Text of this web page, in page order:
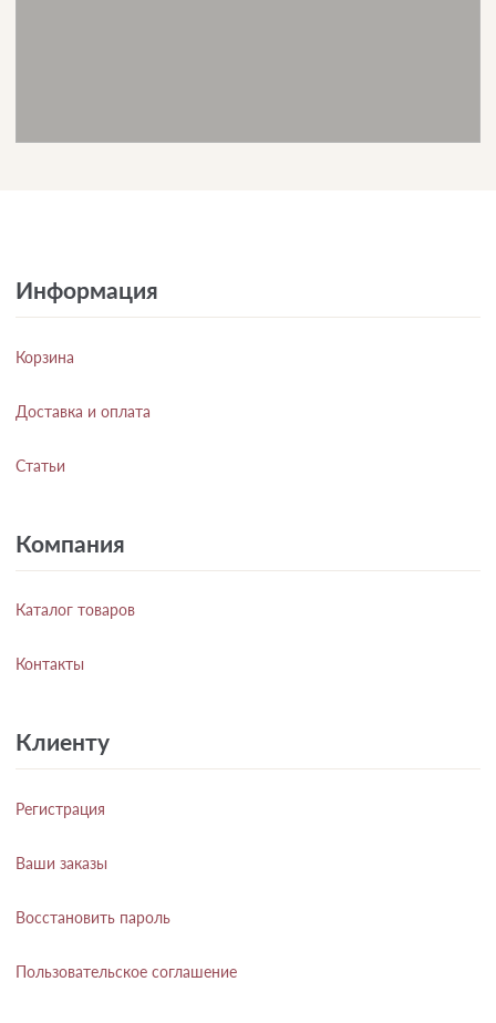
Информация
Корзина
Доставка и оплата
Статьи
Компания
Каталог товаров
Контакты
Клиенту
Регистрация
Ваши заказы
Восстановить пароль
Пользовательское соглашение